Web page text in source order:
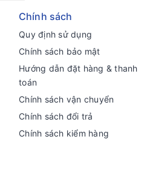
Chính sách
Quy định sử dụng
Chính sách bảo mật
Hướng dẫn đặt hàng & thanh
toán
Chính sách vận chuyển
Chính sách đổi trả
Chính sách kiểm hàng